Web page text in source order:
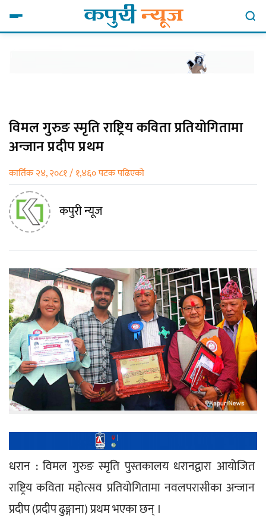
विमल गुरुङ स्मृति राष्ट्रिय कविता प्रतियोगितामा
अन्जान प्रदीप प्रथम
कार्तिक २४, २०८१ / १,४६० पटक पढिएको
कपुरी न्यूज
धरान : विमल गुरुङ स्मृति पुस्तकालय धरानद्वारा आयोजित
राष्ट्रिय कविता महोत्सव प्रतियोगितामा नवलपरासीका अन्जान
प्रदीप (प्रदीप ढुङ्गाना) प्रथम भएका छन् ।